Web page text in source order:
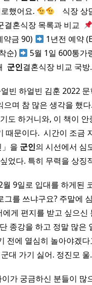
했어요.
식장
결혼식장 목록과 비교
약금 90)
1년전 예약
순)
5월 1일 600통가
군인결혼식장 비교 국
빈 하얼빈 김훈 2022
으며 참 많은 생각을 했
도 하거니와, 이 책이 안
때문이다. ​ 시간이 조금
을 군인의 시선에서 심
었다. 특히 무력을 상징
월 9일로 입대를 하게된
그를 쓰냐구요? 주말에
게 편지를 받고 싶으신
종강을 하고 정말 많은
전에 열심히 놀아야겠
군대 가기 싫어. 정진모
가 궁금하신 분들이 많